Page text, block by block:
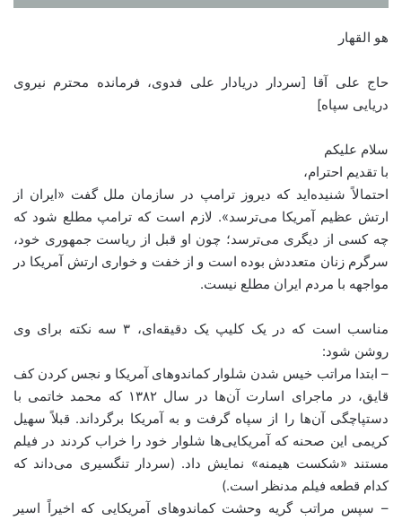
هو القهار
حاج علی آقا [سردار دریادار علی فدوی، فرمانده محترم نیروی
دریایی سپاه]
سلام علیکم
با تقدیم احترام،
احتمالاً شنیده‌اید که دیروز ترامپ در سازمان ملل گفت «ایران از
ارتش عظیم آمریکا می‌ترسد». لازم است که ترامپ مطلع شود که
چه کسی از دیگری می‌ترسد؛ چون او قبل از ریاست جمهوری خود،
سرگرم زنان متعددش بوده است و از خفت و خواری ارتش‌ آمریکا در
مواجهه با مردم ایران مطلع نیست.
مناسب است که در یک کلیپ یک دقیقه‌ای، ۳ سه نکته برای وی
روشن شود:
– ابتدا مراتب خیس شدن شلوار کماندوهای آمریکا و نجس کردن کف
قایق، در ماجرای اسارت آن‌ها در سال ۱۳۸۲ که محمد خاتمی با
دستپاچگی آن‌ها را از سپاه گرفت و به آمریکا برگرداند. قبلاً سهیل
کریمی این صحنه که آمریکایی‌ها شلوار خود را خراب کردند در فیلم
مستند «شکست هیمنه» نمایش داد. (سردار تنگسیری می‌داند که
کدام قطعه فیلم مدنظر است.)
– سپس مراتب گریه‌‌ وحشت کماندوهای آمریکایی که اخیراً اسیر